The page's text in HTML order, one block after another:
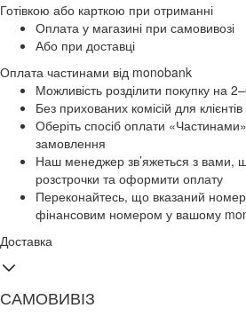
Готівкою або карткою при отриманні
Оплата у магазині при самовивозі
Або при доставці
Оплата частинами від monobank
Можливість розділити покупку на
Без прихованих комісій для
Оберіть спосіб оплати
замовлення
Наш менеджер зв’яжеться з вами,
розстрочки та оформити оплату
Переконайтесь, що вказаний номер
фінансовим номером у вашому
Доставка
САМОВИВІЗ